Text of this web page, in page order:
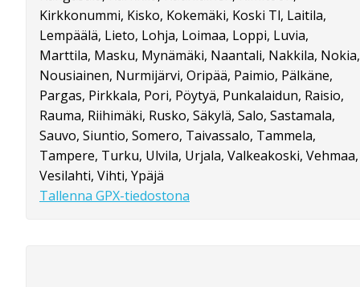
Kirkkonummi, Kisko, Kokemäki, Koski Tl, Laitila,
Lempäälä, Lieto, Lohja, Loimaa, Loppi, Luvia,
Marttila, Masku, Mynämäki, Naantali, Nakkila, Nokia,
Nousiainen, Nurmijärvi, Oripää, Paimio, Pälkäne,
Pargas, Pirkkala, Pori, Pöytyä, Punkalaidun, Raisio,
Rauma, Riihimäki, Rusko, Säkylä, Salo, Sastamala,
Sauvo, Siuntio, Somero, Taivassalo, Tammela,
Tampere, Turku, Ulvila, Urjala, Valkeakoski, Vehmaa,
Vesilahti, Vihti, Ypäjä
Tallenna GPX-tiedostona